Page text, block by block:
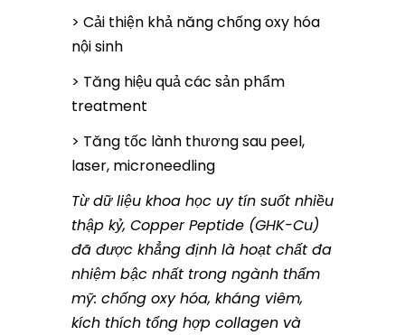
> Cải thiện khả năng chống oxy hóa
nội sinh
> Tăng hiệu quả các sản phẩm
treatment
> Tăng tốc lành thương sau peel,
laser, microneedling
Từ dữ liệu khoa học uy tín suốt nhiều
thập kỷ, Copper Peptide (GHK-Cu)
đã được khẳng định là hoạt chất đa
nhiệm bậc nhất trong ngành thẩm
mỹ: chống oxy hóa, kháng viêm,
kích thích tổng hợp collagen và